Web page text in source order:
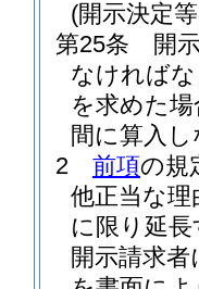
(開示決定
第25条
開
なければ
を求めた
間に算入
2
前項の規
他正当な
に限り延
開示請求